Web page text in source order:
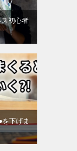
初心者
下げま